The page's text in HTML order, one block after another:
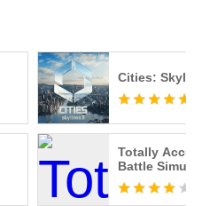
Cities:
Totally
Battle